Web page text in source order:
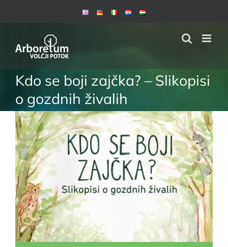
Kdo se boji zajčka? – Slikopisi
o gozdnih živalih